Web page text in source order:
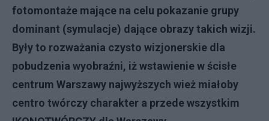
fotomontaże mające na celu pokazanie grupy
dominant (symulacje) dające obrazy takich wizji.
Były to rozważania czysto wizjonerskie dla
pobudzenia wyobraźni, iż wstawienie w ścisłe
centrum Warszawy najwyższych wież miałoby
centro twórczy charakter a przede wszystkim